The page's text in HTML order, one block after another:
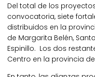
Del total de los
convocatoria, siete
distribuidos en la
de Margarita Belén,
Espinillo. Los dos
Centro en la provincia de